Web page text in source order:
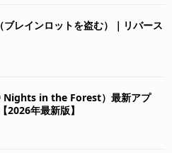
レインロットを盗む）｜リバース
Nights in the Forest）最新アプ
2026年最新版】